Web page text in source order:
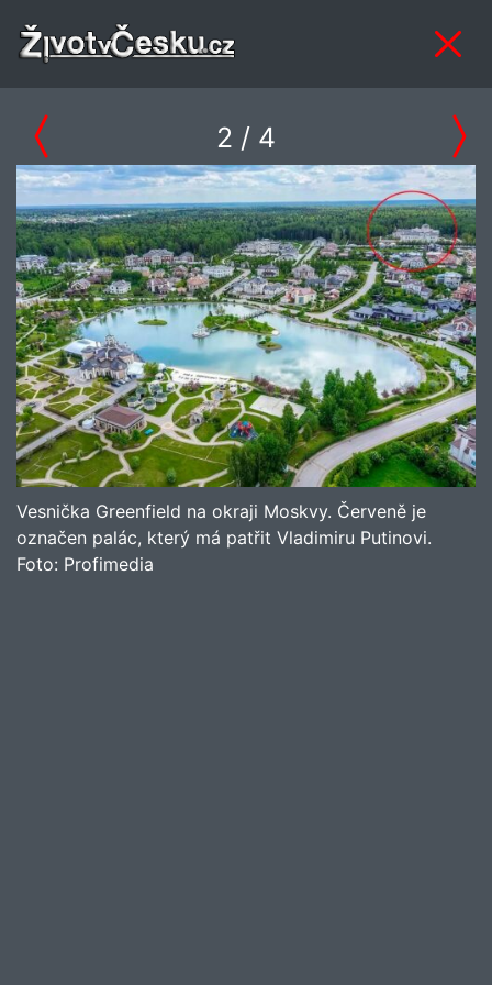
2 / 4
Vesnička Greenfield na okraji Moskvy. Červeně je
označen palác, který má patřit Vladimiru Putinovi.
Foto: Profimedia